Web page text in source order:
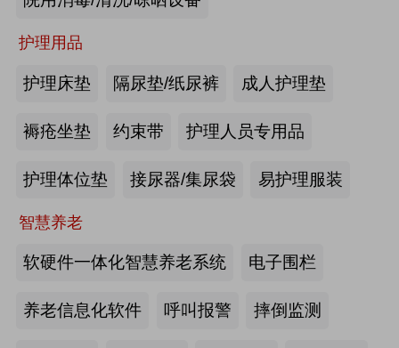
护理用品
护理床垫 隔尿垫/纸尿裤 成人护理垫
褥疮坐垫 约束带 护理人员专用品
护理体位垫 接尿器/集尿袋 易护理服装
智慧养老
软硬件一体化智慧养老系统 电子围栏
养老信息化软件 呼叫报警 摔倒监测
机构“一件事”上线
业陆家嘴峰会议程首发，早鸟通道同
步开放
来源:养老福祉圈 2026-07-23